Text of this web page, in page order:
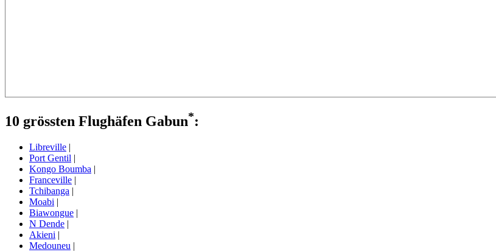
10 grössten Flughäfen Gabun*:
Libreville |
Port Gentil |
Kongo Boumba |
Franceville |
Tchibanga |
Moabi |
Biawongue |
N Dende |
Akieni |
Medouneu |